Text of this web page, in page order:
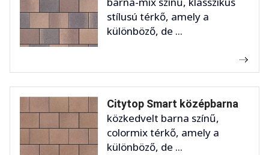
stílusú térkő, amely a
különböző, de ...
Citytop Smart középbarna
közkedvelt barna színű,
colormix térkő, amely a
különböző, de ...